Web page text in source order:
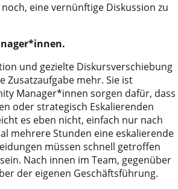
eine vernünftige Diskussion zu
und gezielte Diskursverschiebung
Zusatzaufgabe mehr. Sie ist
Manager*innen sorgen dafür, dass
oder strategisch Eskalierenden
es eben nicht, einfach nur nach
mehrere Stunden eine eskalierende
müssen schnell getroffen
Nach innen im Team, gegenüber
der eigenen Geschäftsführung.